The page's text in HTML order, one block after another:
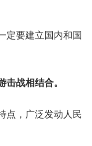
定要建立国内和国
战相结合。
点，广泛发动人民